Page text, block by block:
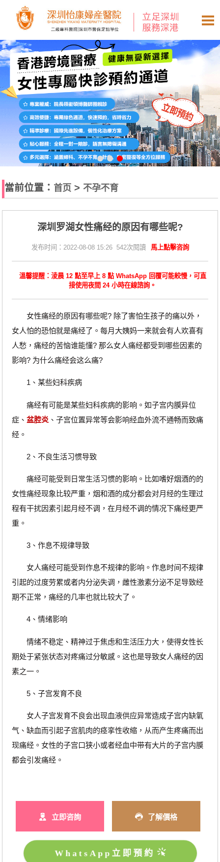
當前位置： 首页 > 不孕不育
深圳罗湖女性痛经的原因有哪些呢?
发布时间：2022-08-08 15:26 542次閱讀 馬上點擊咨詢
溫馨提醒：淩晨 12 點至早上 8 點 WhatsApp 回覆可能較慢，可直
接使用夜間 24 小時在線諮詢。
女性痛经的原因有哪些呢? 除了害怕生孩子的痛以外，
女人怕的恐怕就是痛经了。每月大姨妈一来就会有人欢喜有
人愁，痛经的苦恼谁能懂? 那么女人痛经都受到哪些因素的
影响? 为什么痛经会这么痛?
1、某些妇科疾病
痛经有可能是某些妇科疾病的影响。如子宫内膜异位
症、 盆腔炎、子宫位置异常等会影响经血外流不通畅而致痛
经。
2、不良生活习惯导致
痛经可能受到日常生活习惯的影响。比如嗜好烟酒的的
女性痛经现象比较严重，烟和酒的成分都会对月经的生理过
程有干扰因素引起月经不调，在月经不调的情况下痛经更严
重。
3、作息不规律导致
女人痛经可能受到作息不规律的影响。作息时间不规律
引起的过度劳累或者内分泌失调，雌性激素分泌不足导致经
期不正常，痛经的几率也就比较大了。
4、情绪影响
情绪不稳定、精神过于焦虑和生活压力大，使得女性长
期处于紧张状态对疼痛过分敏感。这也是导致女人痛经的因
素之一。
5、子宫发育不良
女人子宫发育不良会出现血液供应异常造成子宫内缺氧
气、缺血而引起子宫肌肉的痉挛性收缩，从而产生疼痛而出
现痛经。女性的子宫口狭小或者经血中带有大片的子宫内膜
都会引发痛经。
立即咨詢 了解價格
WhatsApp立即預約